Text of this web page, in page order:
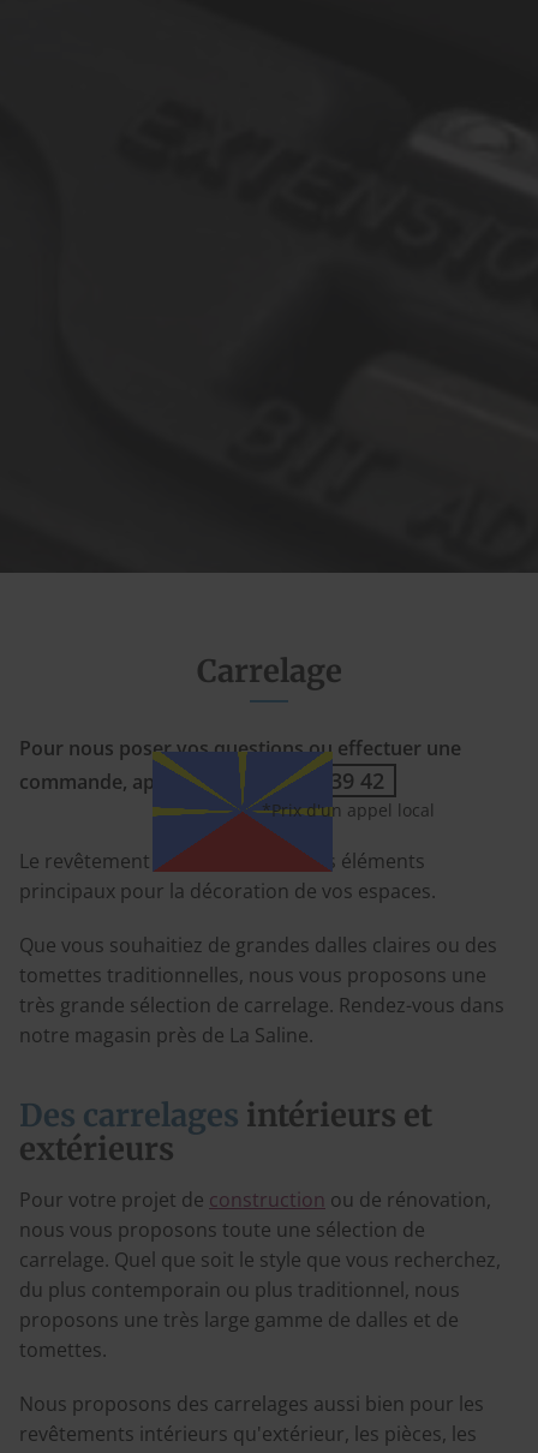
Carrelage
Pour nous poser vos questions ou effectuer une
commande, appelez le
09 70 35 39 42
Le revêtement des sols est l'un des éléments
principaux pour la décoration de vos espaces.
Que vous souhaitiez de grandes dalles claires ou des
tomettes traditionnelles, nous vous proposons une
très grande sélection de carrelage. Rendez-vous dans
notre magasin près de La Saline.
Des carrelages intérieurs et
extérieurs
Pour votre projet de construction ou de rénovation,
nous vous proposons toute une sélection de
carrelage. Quel que soit le style que vous recherchez,
du plus contemporain ou plus traditionnel, nous
proposons une très large gamme de dalles et de
tomettes.
Nous proposons des carrelages aussi bien pour les
revêtements intérieurs qu'extérieur, les pièces, les